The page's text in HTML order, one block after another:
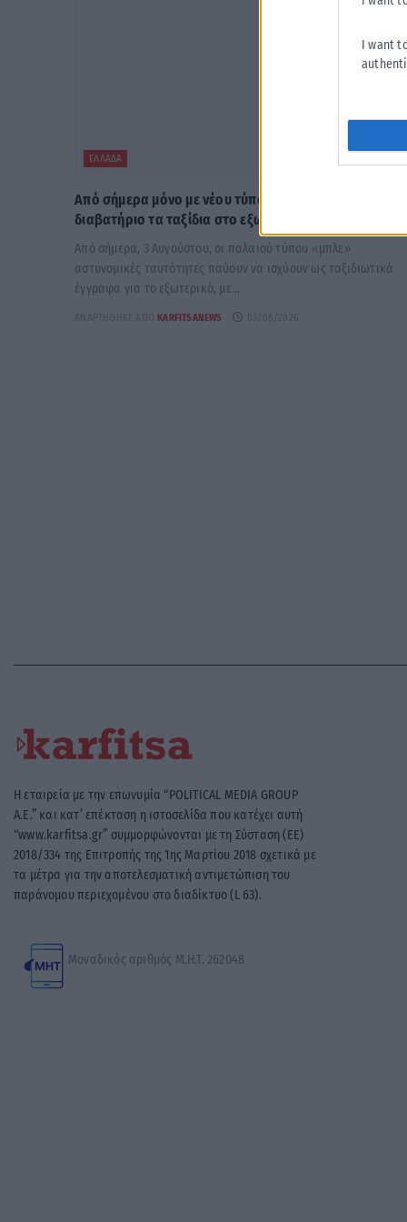
I want
ΕΛΛΆΔΑ
Από σήμερα μόνο με νέου τύπου ταυτότητα ή
διαβατήριο τα ταξίδια στο εξωτερικό
Από σήμερα, 3 Αυγούστου, οι παλαιού τύπου «μπλε»
αστυνομικές ταυτότητες παύουν να ισχύουν ως ταξιδιωτικά
έγγραφα για το εξωτερικό, με...
ΑΝΑΡΤΉΘΗΚΕ ΑΠΌ KARFITSANEWS 03/08/2026
Μοναδικός αριθμός Μ.Η.Τ. 262048